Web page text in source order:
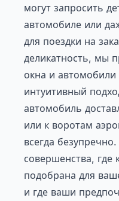
могут запросить
автомобиле или
для поездки на
деликатность, мы
окна и
интуитивный
автомобиль
или к воротам
всегда
совершенства, где
подобрана для
и где ваши